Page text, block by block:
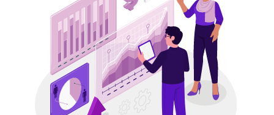
Диагностика и настройка
систем бронирования
Анализ карточек, анализ пути гостя,
подбор сервисов, анализ наполненности
и паритета тарифов, акции,
позиционирование, настройка контента
(аннуляция, заезд/выезд и т.д.),
внесение изменений